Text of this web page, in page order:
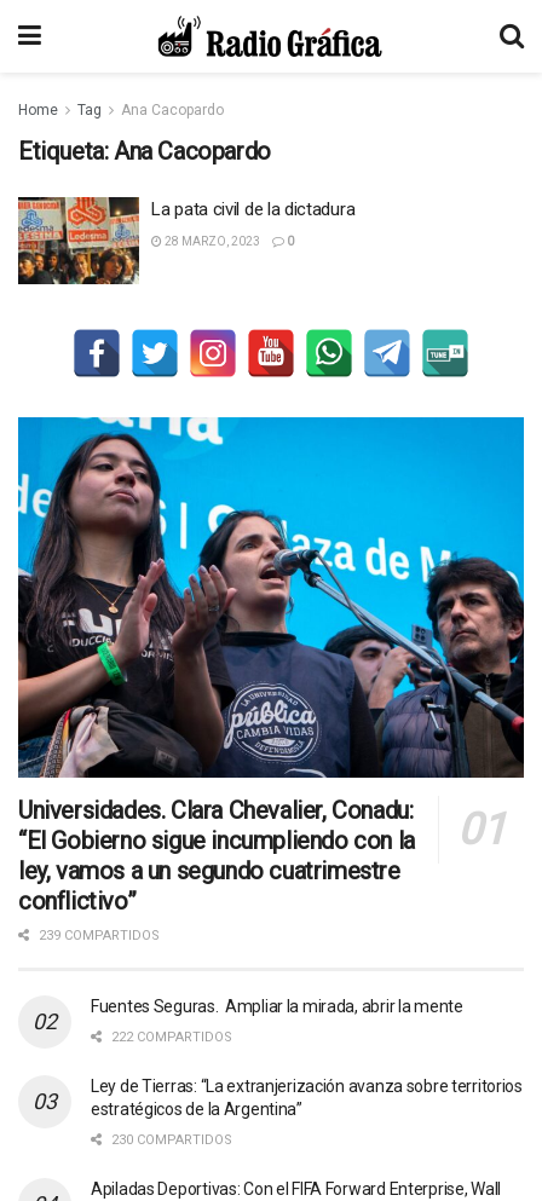
Home Tag Ana Cacopardo
Etiqueta:Ana Cacopardo
La pata civil de la dictadura
28 MARZO, 2023 0
Universidades. Clara Chevalier, Conadu:
“El Gobierno sigue incumpliendo con la
ley, vamos a un segundo cuatrimestre
conflictivo”
239 COMPARTIDOS
Fuentes Seguras. Ampliar la mirada, abrir la mente
222 COMPARTIDOS
Ley de Tierras: “La extranjerización avanza sobre territorios
estratégicos de la Argentina”
230 COMPARTIDOS
Apiladas Deportivas: Con el FIFA Forward Enterprise, Wall